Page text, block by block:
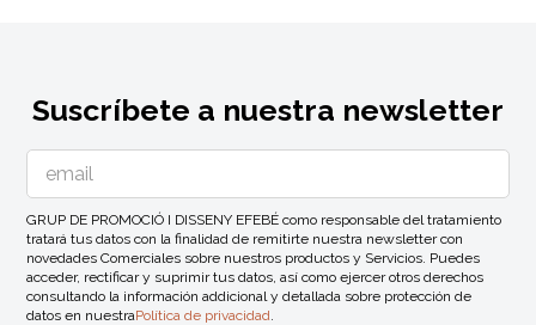
Suscríbete a nuestra newsletter
GRUP DE PROMOCIÓ I DISSENY EFEBÉ como responsable del tratamiento
tratará tus datos con la finalidad de remitirte nuestra newsletter con
novedades Comerciales sobre nuestros productos y Servicios. Puedes
acceder, rectificar y suprimir tus datos, así como ejercer otros derechos
consultando la información addicional y detallada sobre protección de
datos en nuestraPolítica de privacidad.